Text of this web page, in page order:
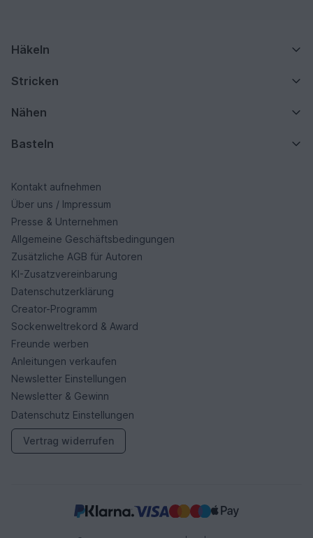
Häkeln
Stricken
Nähen
Basteln
Kontakt aufnehmen
Über uns / Impressum
Presse & Unternehmen
Allgemeine Geschäftsbedingungen
Zusätzliche AGB für Autoren
KI-Zusatzvereinbarung
Datenschutzerklärung
Creator-Programm
Sockenweltrekord & Award
Freunde werben
Anleitungen verkaufen
Newsletter Einstellungen
Newsletter & Gewinn
Datenschutz Einstellungen
Vertrag widerrufen